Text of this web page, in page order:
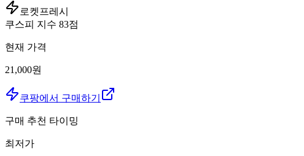
로켓프레시
쿠스피 지수 83점
현재 가격
21,000원
쿠팡에서 구매하기
구매 추천 타이밍
최저가